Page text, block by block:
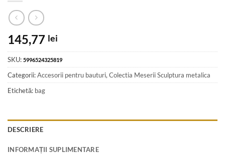
145,77 lei
SKU: 5996524325819
Categorii:Accesorii pentru bauturi,Colectia Meserii Sculptura metalica
Etichetă: bag
DESCRIERE
INFORMAȚII SUPLIMENTARE